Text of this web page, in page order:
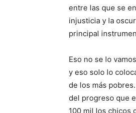
entre las que se
injusticia y la
principal
Eso no se lo
y eso solo lo
de los más
del progreso que
100 mil los chicos